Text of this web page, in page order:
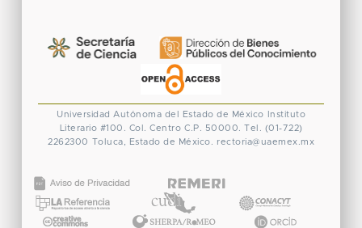
Universidad Autónoma del Estado de México
Instituto
Literario #100. Col. Centro C.P. 50000. Tel. (01-722)
2262300 Toluca, Estado de México. rectoria@uaemex.mx